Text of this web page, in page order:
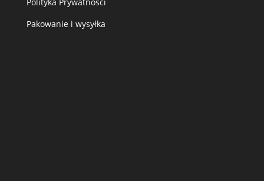
Pakowanie i wysyłka